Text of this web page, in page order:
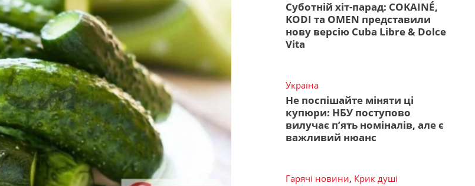
Суботній хіт-парад: COKAINÉ,
KODI та OMEN представили
нову версію Cuba Libre & Dolce
Vita
Україна
Не поспішайте міняти ці
купюри: НБУ поступово
вилучає п’ять номіналів, але є
важливий нюанс
Гарячі новини, Крик душі